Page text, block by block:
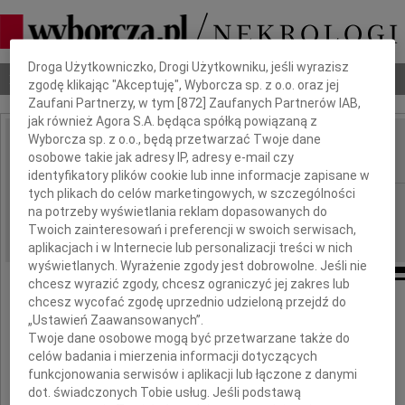
Nekrologi Odeszli Poradnik pogrzebowy
IMIĘ I NAZWISKO: Konrad Hayduk
REGION: Wrocław
DATA EMISJI: 06.12.2018
W dniu 4 grudnia 2018 roku
zmarł nasz kochany Mąż, Tato i Dziadek
Dbamy o Twoją prywatność
Droga Użytkowniczko, Drogi Użytkowniku, jeśli wyrazisz
zgodę klikając "Akceptuję", Wyborcza sp. z o.o. oraz jej
Zaufani Partnerzy, w tym [872 ] Zaufanych Partnerów IAB,
jak również Agora S.A. będąca spółką powiązaną z
Wyborcza sp. z o.o., będą przetwarzać Twoje dane
osobowe takie jak adresy IP, adresy e-mail czy
identyfikatory plików cookie lub inne informacje zapisane w
tych plikach do celów marketingowych, w szczególności
na potrzeby wyświetlania reklam dopasowanych do
Twoich zainteresowań i preferencji w swoich serwisach,
aplikacjach i w Internecie lub personalizacji treści w nich
wyświetlanych. Wyrażenie zgody jest dobrowolne. Jeśli nie
chcesz wyrazić zgody, chcesz ograniczyć jej zakres lub
chcesz wycofać zgodę uprzednio udzieloną przejdź do
„Ustawień Zaawansowanych”.
Twoje dane osobowe mogą być przetwarzane także do
celów badania i mierzenia informacji dotyczących
funkcjonowania serwisów i aplikacji lub łączone z danymi
dot. świadczonych Tobie usług. Jeśli podstawą